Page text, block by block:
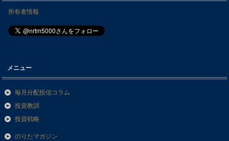
所有者情報
メニュー
毎月分配投信コラム
投資教訓
投資戦略
のりたマガジン